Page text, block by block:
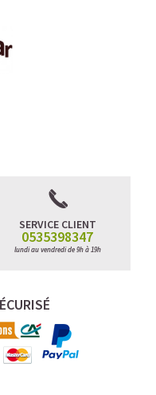
SERVICE CLIENT
0535398347
lundi au vendredi de 9h à 19h